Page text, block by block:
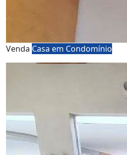
Venda Casa em Condomínio